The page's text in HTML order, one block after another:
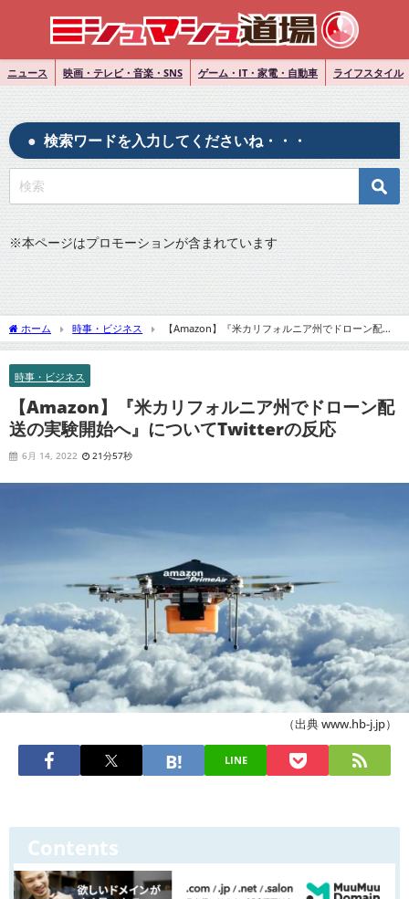
ニュース 映画・テレビ・音楽・SNS ゲーム・IT・家電・自動車 ライフスタイル
検索ワードを入力してくださいね・・・
※本ページはプロモーションが含まれています
ホーム 時事・ビジネス
【Amazon】『米カリフォルニア州でドローン配送
の実験開始へ』についてTwitterの反応
時事・ビジネス
【Amazon】『米カリフォルニア州でドローン配
送の実験開始へ』についてTwitterの反応
6月 14, 2022 21分57秒
（出典 www.hb-j.jp）
LINE
Contents